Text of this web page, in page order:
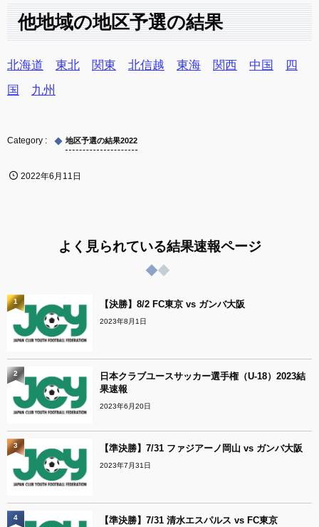
他地域の地区予選の結果
北海道 東北 関東 北信越 東海 関西 中国
四
国
九州
地区予選の結果2022
2022年6月11日
よく見られている結果速報ページ
【決勝】8/2 FC東京 vs ガンバ大阪
2023年8月1日
1
日本クラブユースサッカー選手権（U-18）2023結
果速報
2023年6月20日
2
【準決勝】7/31 ファジアーノ岡山 vs ガンバ大阪
2023年7月31日
3
【準決勝】7/31 清水エスパルス vs FC東京
4